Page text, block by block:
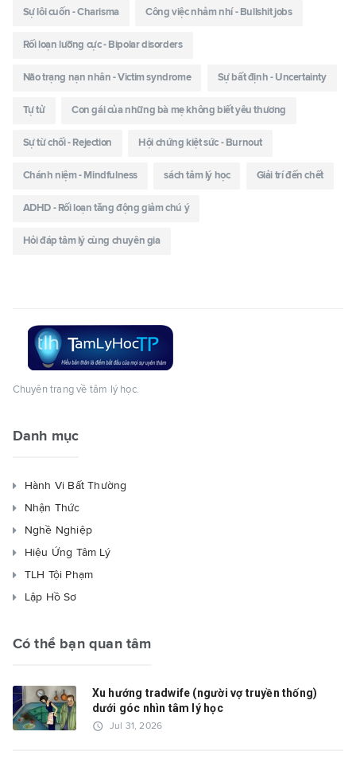
Sự lôi cuốn - Charisma Công việc nhảm nhí - Bullshit jobs
Rối loạn lưỡng cực - Bipolar disorders
Não trạng nạn nhân - Victim syndrome Sự bất định - Uncertainty
Tự tử Con gái của những bà mẹ không biết yêu thương
Sự từ chối - Rejection Hội chứng kiệt sức - Burnout
Chánh niệm - Mindfulness sách tâm lý học Giải trí đến chết
ADHD - Rối loạn tăng động giảm chú ý
Hỏi đáp tâm lý cùng chuyên gia
Chuyên trang về tâm lý học.
Danh mục
Hành Vi Bất Thường
Nhận Thức
Nghề Nghiệp
Hiệu Ứng Tâm Lý
TLH Tội Phạm
Lập Hồ Sơ
Có thể bạn quan tâm
Xu hướng tradwife (người vợ truyền thống)
dưới góc nhìn tâm lý học
access_time Jul 31, 2026